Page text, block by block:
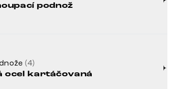
podnož
(4)
ocel kartáčovaná